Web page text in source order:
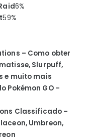
6%
59%
– Como obter
Slurpuff,
e muito mais
Pokémon GO –
Classificado –
Umbreon,